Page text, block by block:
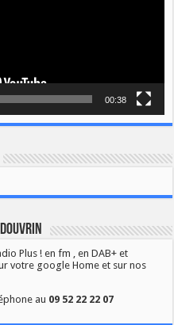
00:38
Plus ! en fm , en DAB+ et
votre google Home et sur nos
au 09 52 22 22 07